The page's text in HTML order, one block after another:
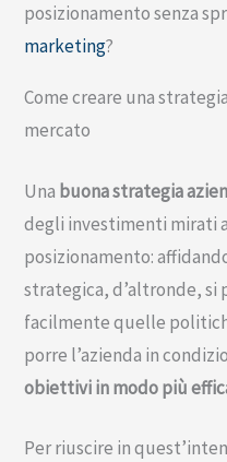
posizionamento senza
marketing?
Come creare una
mercato
Una buona strategia
degli investimenti mirati
posizionamento:
strategica, d’altronde, si
facilmente quelle
porre l’azienda in
obiettivi in modo più
Per riuscire in